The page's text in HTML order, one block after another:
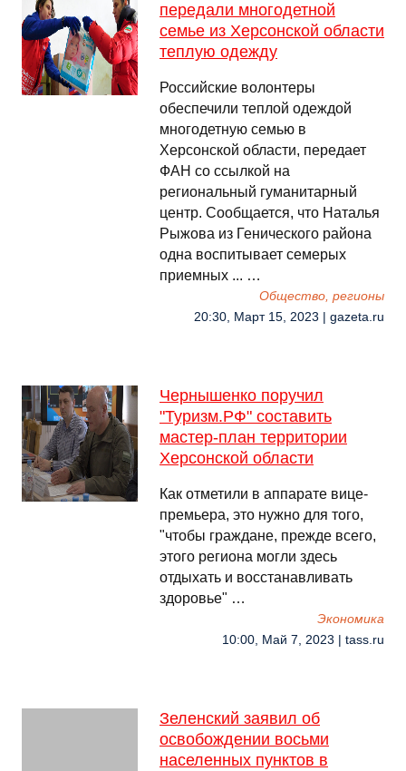
передали многодетной
семье из Херсонской области
теплую одежду
Российские волонтеры
обеспечили теплой одеждой
многодетную семью в
Херсонской области, передает
ФАН со ссылкой на
региональный гуманитарный
центр. Сообщается, что Наталья
Рыжова из Генического района
одна воспитывает семерых
приемных ... …
Общество, регионы
20:30, Март 15, 2023 | gazeta.ru
Чернышенко поручил
"Туризм.РФ" составить
мастер-план территории
Херсонской области
Как отметили в аппарате вице-
премьера, это нужно для того,
"чтобы граждане, прежде всего,
этого региона могли здесь
отдыхать и восстанавливать
здоровье" …
Экономика
10:00, Май 7, 2023 | tass.ru
Зеленский заявил об
освобождении восьми
населенных пунктов в